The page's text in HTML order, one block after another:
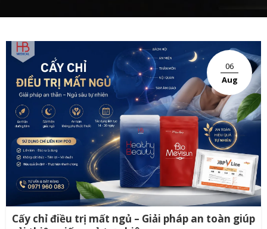
06
Aug
Cấy chỉ điều trị mất ngủ – Giải pháp an toàn giúp